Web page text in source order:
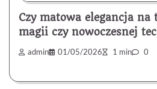
Czy matowa elegancja na
magii czy nowoczesnej
admin 01/05/2026 1 min 0